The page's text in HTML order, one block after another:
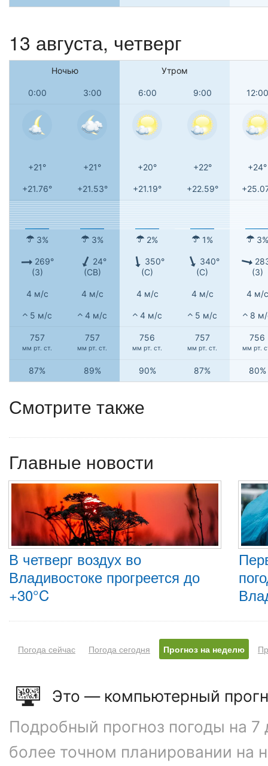
13 августа, четверг
Ночью Утром
0:00 3:00 6:00 9:00 12:00
+21° +21° +20° +22° +24°
+21.76° +21.53° +21.19° +22.59°
3% 3% 2% 1% 3%
269°
(З)
24°
(СВ)
350°
(С)
340°
(С)
(З)
4 м/с 4 м/с 4 м/с 4 м/с 4 м/с
5 м/с 4 м/с 4 м/с 5 м/с 8
757
мм рт. ст.
757
мм рт. ст.
756
мм рт. ст.
757
мм рт. ст.
756
мм рт.
87% 89% 90% 87% 80%
Смотрите также
Главные новости
В четверг воздух во
Владивостоке прогреется до
+30°C
Погода сейчас Погода сегодня Прогноз на неделю
Это — компьютерный
Подробный прогноз погоды на 7
более точном планировании на